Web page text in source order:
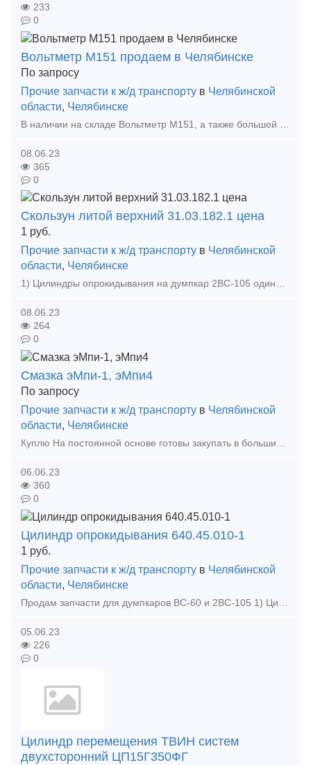
233
0
Вольтметр М151 продаем в Челябинске
По запросу
Прочие запчасти к ж/д транспорту в Челябинской
области, Челябинске
08.06.23
365
0
Скользун литой верхний 31.03.182.1 цена
1 руб.
Прочие запчасти к ж/д транспорту в Челябинской
области, Челябинске
1) Цилиндры опрокидывания на думпкар 2ВС-105 одинарного и двойного действия 2) Цилиндр опрокидывания 904V060200-1-00 3) Цилиндр опрокидывания 667.45.010 4) Цилиндр опрокидывания 640.
08.06.23
264
0
Смазка эМпи-1, эМпи4
По запросу
Прочие запчасти к ж/д транспорту в Челябинской
области, Челябинске
Куплю На постоянной основе готовы закупать в больших объемах смазку эМпи-1, эМпи-4, новую!!! Так же закупаем МВСП и запчасти к грузовым вагонам, тепловозам. Тип предложения:
06.06.23
360
0
Цилиндр опрокидывания 640.45.010-1
1 руб.
Прочие запчасти к ж/д транспорту в Челябинской
области, Челябинске
05.06.23
226
0
Цилиндр перемещения ТВИН систем
двухсторонний ЦП15Г350ФГ